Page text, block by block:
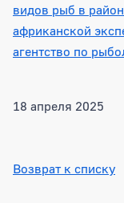
видов рыб в
африканской
агентство по
18 апреля 2025
Возврат к списку